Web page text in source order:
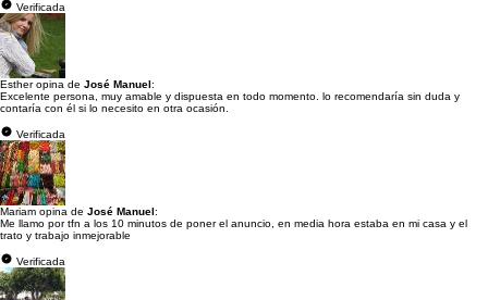
Verificada
Esther opina de José Manuel:
Excelente persona, muy amable y dispuesta en todo momento. lo recomendaría sin duda y
contaría con él si lo necesito en otra ocasión.
Verificada
Mariam opina de José Manuel:
Me llamo por tfn a los 10 minutos de poner el anuncio, en media hora estaba en mi casa y el
trato y trabajo inmejorable
Verificada